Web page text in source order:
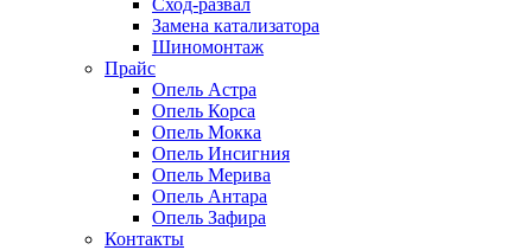
Сход-развал
Замена катализатора
Шиномонтаж
Прайс
Опель Астра
Опель Корса
Опель Мокка
Опель Инсигния
Опель Мерива
Опель Антара
Опель Зафира
Контакты